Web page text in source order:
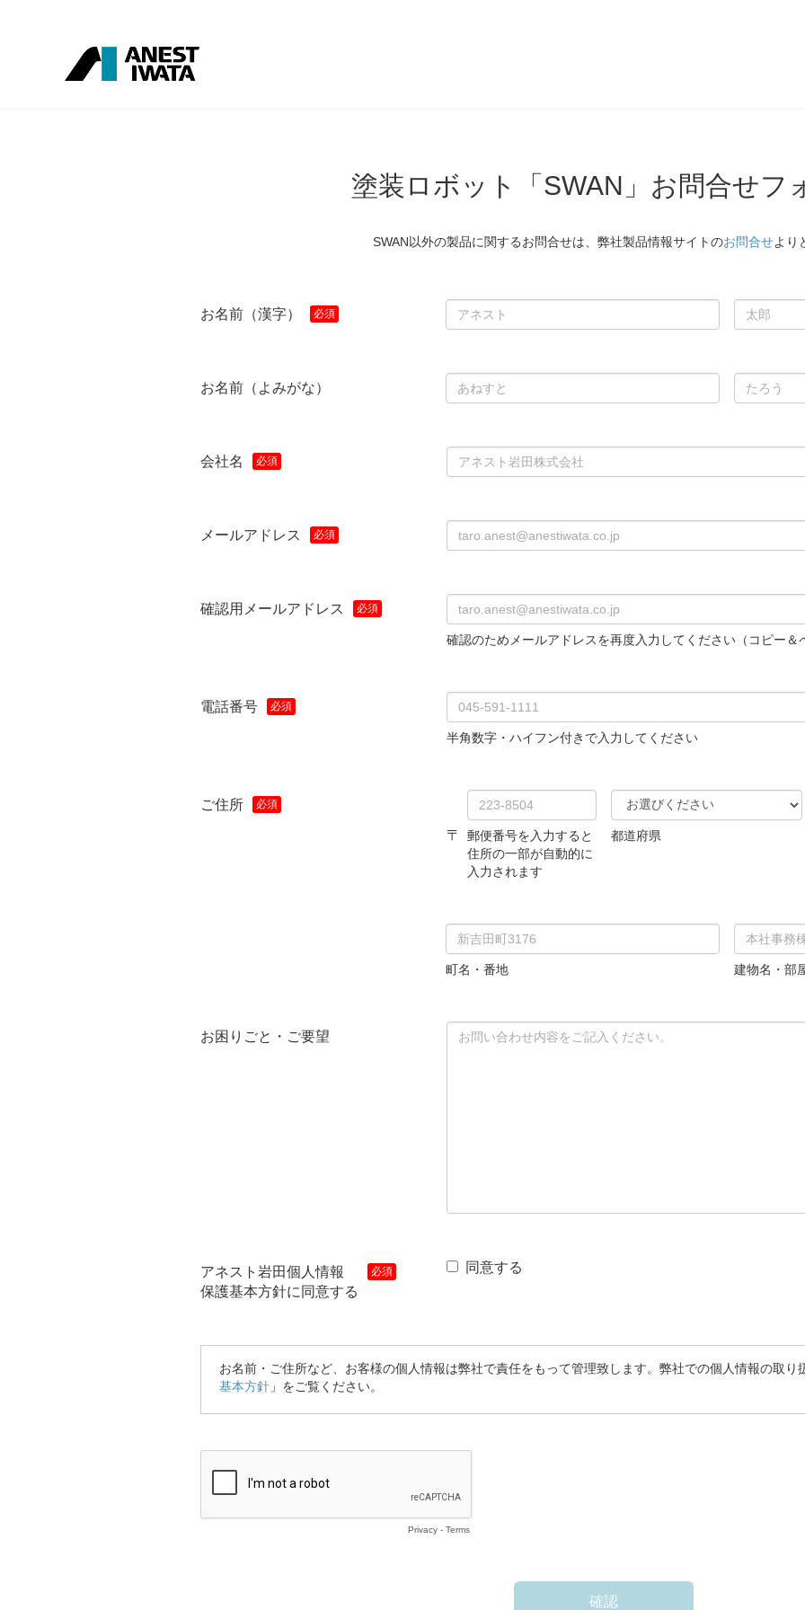
塗装ロボット「SWAN」お問合せフ
SWAN以外の製品に関するお問合せは、弊社製品情報サイトのお問合せより
お名前（漢字）
お名前（よみがな）
会社名
メールアドレス
確認用メールアドレス
確認のためメールアドレスを再度入力してください（コピー＆
電話番号
半角数字・ハイフン付きで入力してください
ご住所
〒
郵便番号を入力すると
住所の一部が自動的に
入力されます
都道府県
町名・番地 建物名・部
お困りごと・ご要望
アネスト岩田個人情報
保護基本方針に同意する
同意する
お名前・ご住所など、お客様の個人情報は弊社で責任をもって管理致します。弊社での個人情報の取り
基本方針 」をご覧ください。
Privacy - Terms